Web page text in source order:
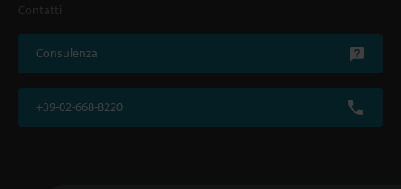
Contatti
Consulenza
+39-02-668-8220